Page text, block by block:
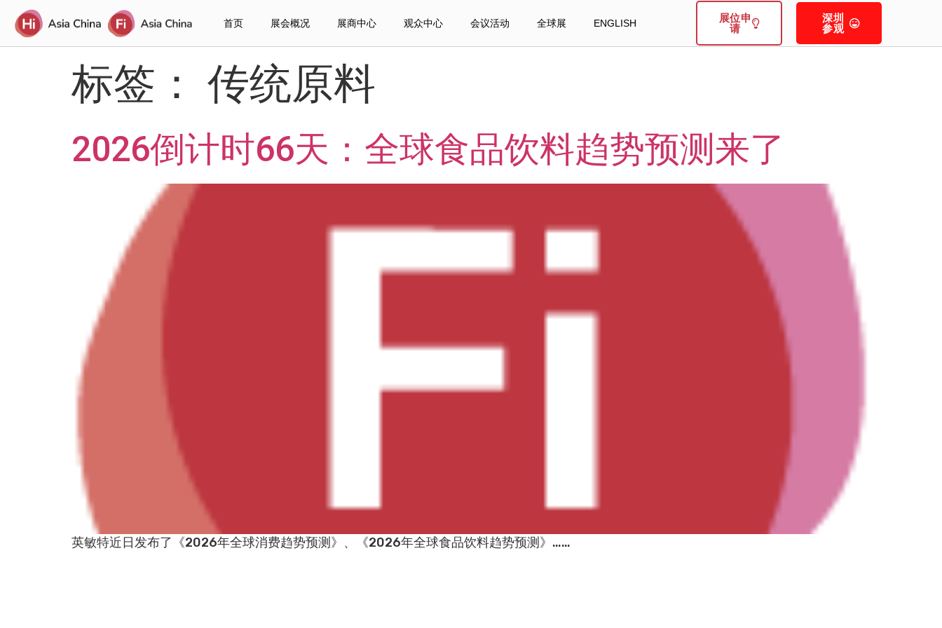
首页 展会概况 展商中心 观众中心 会议活动 全球展 ENGLISH 展位申
请
深圳
参观
标签： 传统原料
2026倒计时66天：全球食品饮料趋势预测来了
英敏特近日发布了《2026年全球消费趋势预测》、《2026年全球食品饮料趋势预测》……